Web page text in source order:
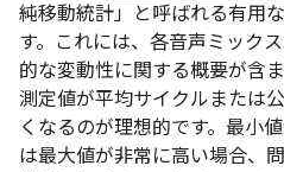
純移動統計」と呼ばれる有用
す。これには、各音声ミック
的な変動性に関する概要が含
測定値が平均サイクルまたは
くなるのが理想的です。最小
は最大値が非常に高い場合、